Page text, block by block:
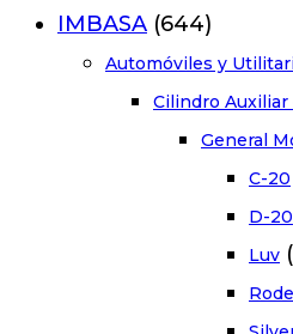
IMBASA (644)
Automóviles y
Cilindro Auxiliar
General
C-20
D-20
Luv